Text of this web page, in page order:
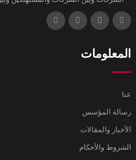
المعلومات
عنا
رسالة المؤسس
الأخبار والمقالات
الشروط والأحكام